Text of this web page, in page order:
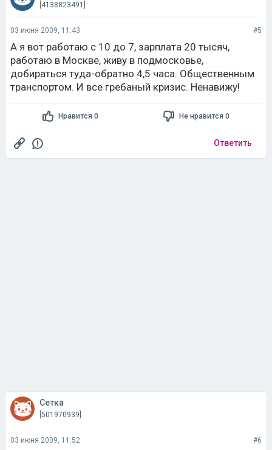
[4138823491]
03 июня 2009, 11:43 #5
А я вот работаю с 10 до 7, зарплата 20 тысяч,
работаю в Москве, живу в подмосковье,
добираться туда-обратно 4,5 часа. Общественным
транспортом. И все гребаный кризис. Ненавижу!
Нравится 0 Не нравится 0
Ответить
Сетка
[501970939]
03 июня 2009, 11:52 #6